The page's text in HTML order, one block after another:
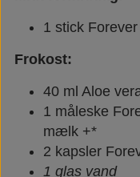
1 stick
Frokost:
40 ml Aloe
1 måleske
mælk +*
2 kapsler
1 glas vand